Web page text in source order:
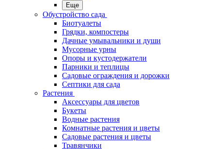
Еще
Обустройство сада
Биотуалеты
Грядки, компостеры
Дачные умывальники и души
Мусорные урны
Опоры и кустодержатели
Парники и теплицы
Садовые ограждения и дорожки
Септики для сада
Растения
Аксессуары для цветов
Букеты
Водные растения
Комнатные растения и цветы
Садовые растения и цветы
Травянчики